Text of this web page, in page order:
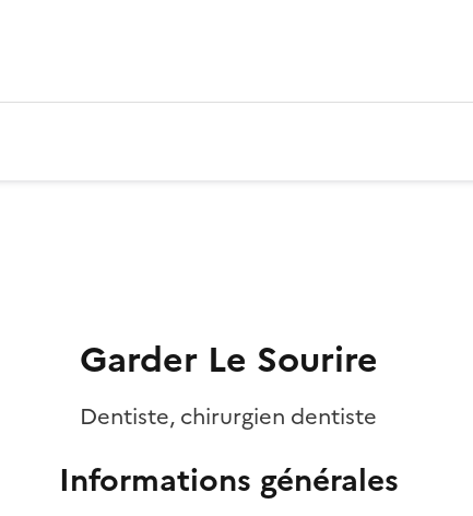
Garder Le Sourire
Dentiste, chirurgien dentiste
Informations générales